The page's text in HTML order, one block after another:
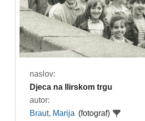
naslov:
Djeca na Ilirskom trgu
autor:
Braut, Marija (fotograf)